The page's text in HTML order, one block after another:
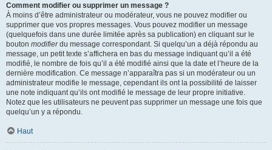
Comment modifier ou supprimer un message ?
À moins d’être administrateur ou modérateur, vous ne pouvez modifier ou
supprimer que vos propres messages. Vous pouvez modifier un message
(quelquefois dans une durée limitée après sa publication) en cliquant sur le
bouton modifierdu message correspondant. Si quelqu’un a déjà répondu au
message, un petit texte s’affichera en bas du message indiquant qu’il a été
modifié, le nombre de fois qu’il a été modifié ainsi que la date et l’heure de la
dernière modification. Ce message n’apparaîtra pas si un modérateur ou un
administrateur modifie le message, cependant ils ont la possibilité de laisser
une note indiquant qu’ils ont modifié le message de leur propre initiative.
Notez que les utilisateurs ne peuvent pas supprimer un message une fois que
quelqu’un y a répondu.
Haut